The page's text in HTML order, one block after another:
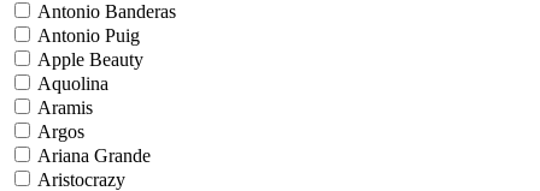
Antonio Banderas
Antonio Puig
Apple Beauty
Aquolina
Aramis
Argos
Ariana Grande
Aristocrazy